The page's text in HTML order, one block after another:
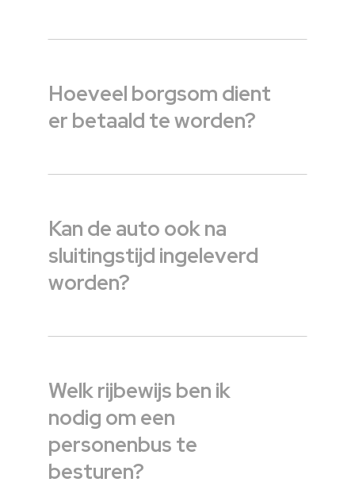
Hoeveel borgsom dient
er betaald te worden?
Kan de auto ook na
sluitingstijd ingeleverd
worden?
Welk rijbewijs ben ik
nodig om een
personenbus te
besturen?